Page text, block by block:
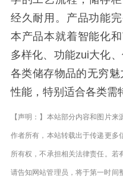
经久耐用。产品功能
本产品本就着智能化
多样化、功能zui大化
各类储存物品的无穷
性能，特别适合各类需
【声明：】本站部分内容和图片
作者所有，本站转载出于传递更多
所有权，不承担相关法律责任。若
请告知网站管理员，将于第一时间